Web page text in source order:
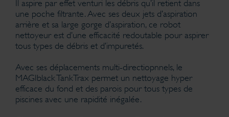
Il aspire par effet venturi les débris qu’il retient dans
une poche filtrante. Avec ses deux jets d’aspiration
arrière et sa large gorge d’aspiration, ce robot
nettoyeur est d’une efficacité redoutable pour aspirer
tous types de débris et d’impuretés.
Avec ses déplacements multi-directiopnnels, le
MAGIblack TankTrax permet un nettoyage hyper
efficace du fond et des parois pour tous types de
piscines avec une rapidité inégalée.